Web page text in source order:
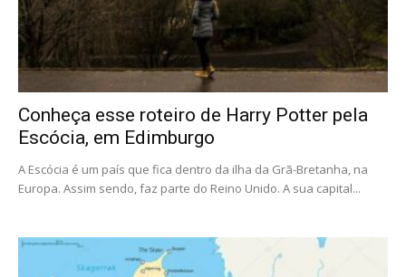
Conheça esse roteiro de Harry Potter pela
Escócia, em Edimburgo
A Escócia é um país que fica dentro da ilha da Grã-Bretanha, na
Europa. Assim sendo, faz parte do Reino Unido. A sua capital...